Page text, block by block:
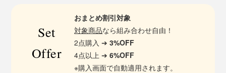
Set
Offer
おまとめ割引対象
対象商品なら組み合わせ自由！
2点購入 ➔3%OFF
4点以上 ➔6%OFF
※購入画面で自動適用されます。